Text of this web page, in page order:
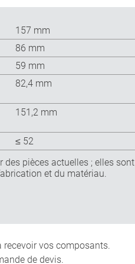
157 mm
86 mm
59 mm
82,4 mm
151,2 mm
≤ 52
des pièces actuelles ; elles sont
et du matériau.
recevoir vos composants.
de devis.